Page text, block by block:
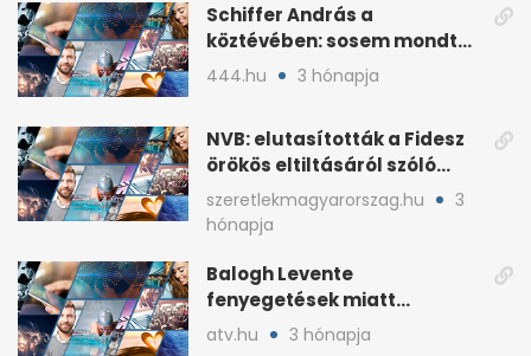
Schiffer András a
köztévében: sosem mondta,
ki fog nyerni
444.hu 3 hónapja
NVB: elutasították a Fidesz
örökös eltiltásáról szóló
népszavazást
szeretlekmagyarorszag.hu
3
hónapja
Balogh Levente
fenyegetések miatt
lemondta erdélyi előadás-
atv.hu 3 hónapja